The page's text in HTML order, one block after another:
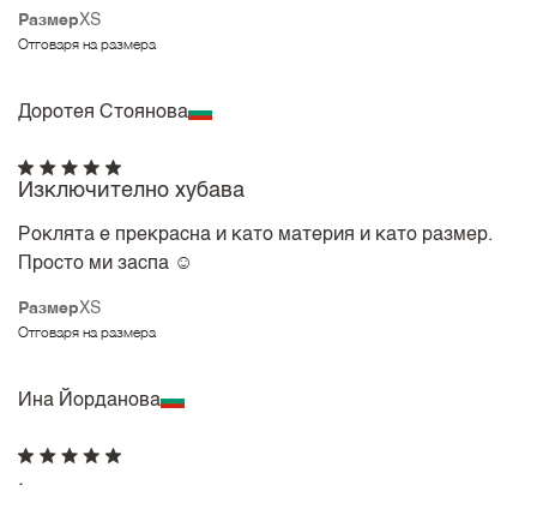
РазмерXS
Отговаря на размера
Доротея Стоянова
РазмерXS
Отговаря на размера
Изключително хубава
Роклята е прекрасна и като материя и като размер.
Просто ми заспа ☺️
Ина Йорданова
.